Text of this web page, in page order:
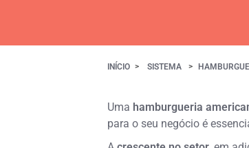
INÍCIO SISTEMA
Uma hamburgueria
para o seu negócio é